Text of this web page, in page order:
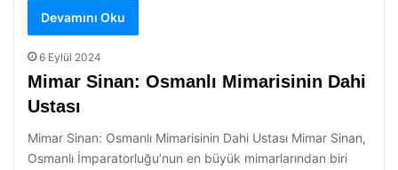
Devamını Oku
6 Eylül 2024
Mimar Sinan: Osmanlı Mimarisinin Dahi
Ustası
Mimar Sinan: Osmanlı Mimarisinin Dahi Ustası Mimar Sinan,
Osmanlı İmparatorluğu’nun en büyük mimarlarından biri